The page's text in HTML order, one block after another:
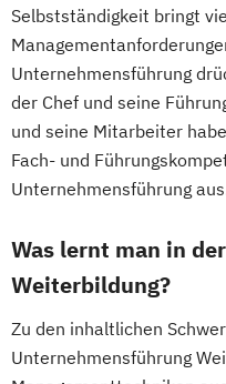
Selbstständigkeit bringt
Unternehmensführung
der Chef und seine
und seine Mitarbeiter
Fach- und
Unternehmensführung
Was lernt man in
Weiterbildung?
Zu den inhaltlichen
Unternehmensführung